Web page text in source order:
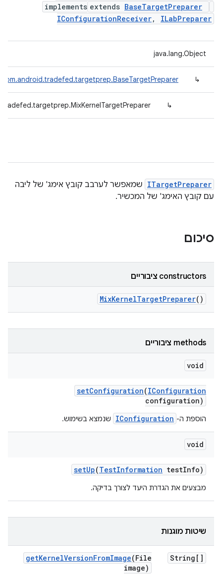
extends BaseTargetPreparer
implements
IConfigurationReceiver, ILabPreparer
java.lang.Object
↳
com.android.tradefed.targetprep.BaseTargetPreparer
↳
ITargetPreparer שמאפשר לערבב קובץ אימג' של ליבה
עם קובץ האימג' של המכשיר.
סיכום
‫constructors ציבוריים
MixKernelTargetPreparer()
‫methods ציבוריים
void
setConfiguration(IConfiguration
configuration)
הוספת ה- IConfiguration שנמצא בשימוש.
void
setUp(TestInformation testInfo)
מבצעים את הגדרת היעד לצורך בדיקה.
שיטות מוגנות
String[]
getKernelVersionFromImage(File
image)